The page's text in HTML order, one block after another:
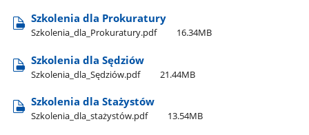
Szkolenia dla Prokuratury
Szkolenia​_dla​_Prokuratury.pdf 16.34MB
Szkolenia dla Sędziów
Szkolenia​_dla​_Sędziów.pdf 21.44MB
Szkolenia dla Stażystów
Szkolenia​_dla​_stażystów.pdf 13.54MB